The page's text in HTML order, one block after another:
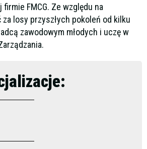
FMCG. Ze względu na
losy przyszłych pokoleń od kilku
zawodowym młodych i uczę w